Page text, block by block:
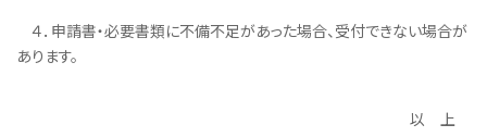
４．申請書・必要書類に不備不足があった場合、受付できない場合が
あります。
以 上